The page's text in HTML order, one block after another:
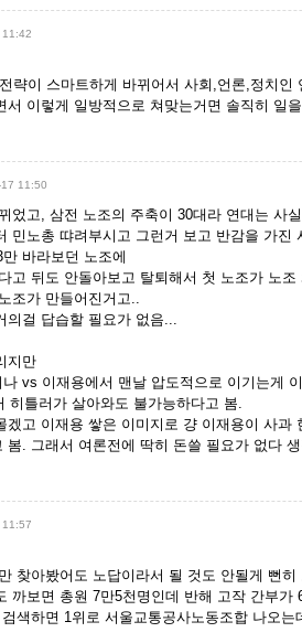
략이 스마트하게 바뀌어서 사회,언론,정치
서 이렇게 일방적으로 쳐맞는거면 솔직히 일
11:50
었고, 삼전 노조의 주축이 30대라 연대는 사
민노총 땨려부시고 그런거 보고 반감을 가진
바라보던 노조에
고 뒤도 안돌아보고 탈퇴해서 첫 노조가 노
조가 만들어진거고..
의걸 답습할 필요가 없음...
지만
vs 이재용에서 맨날 압도적으로 이기는게
히틀러가 살아와도 불가능하다고 봄.
겠고 이재용 쌓은 이미지로 걍 이재용이 사과
봄. 그래서 여론전에 딱히 돈쓸 필요가 없다
찾아봤어도 노답이라서 될 것도 안될게 뻔
까보면 총원 7만5천명인데 반해 고작 간부
색하면 1위로 서울교통공사노동조합 나오